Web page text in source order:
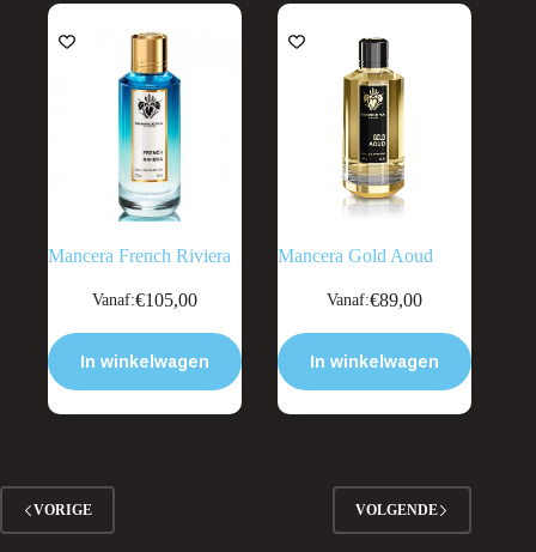
gekozen
worden
de
productpagina
gekozen
de
productpagina
Mancera French Riviera
Vanaf:€105,00
In winkelwagen
product
variaties.
Deze
optie
UITVERKOOP
Mancera Gold Aoud
Vanaf:€89,00
In winkelwagen
product
variaties.
Deze
optie
de
productpagina
VORIGE VOLGENDE